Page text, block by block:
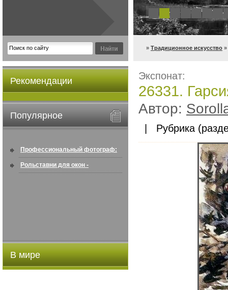
» Традиционное искусство »
Рекомендации
Популярное
Профессиональный фотограф:
искусство создавать снимки, ...
Рольставни для окон -
В мире
Экспонат:
26331.
Автор:
| Рубрика